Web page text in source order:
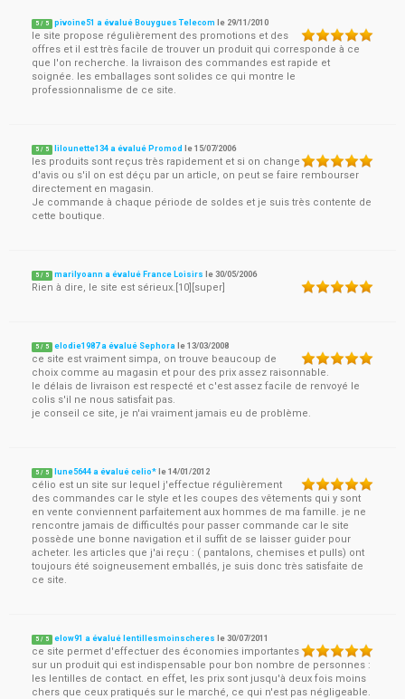
5 / 5 pivoine51 a évalué Bouygues Telecom le 29/11/2010
le site propose régulièrement des promotions et des
offres et il est très facile de trouver un produit qui corresponde à ce
que l'on recherche. la livraison des commandes est rapide et
soignée. les emballages sont solides ce qui montre le
professionnalisme de ce site.
5 / 5 lilounette134 a évalué Promod le15/07/2006
les produits sont reçus très rapidement et si on change
d'avis ou s'il on est déçu par un article, on peut se faire rembourser
directement en magasin.
Je commande à chaque période de soldes et je suis très contente de
cette boutique.
5 / 5 marilyoann a évalué France Loisirs le30/05/2006
Rien à dire, le site est sérieux.[10][super]
5 / 5 elodie1987 a évalué Sephora le13/03/2008
ce site est vraiment simpa, on trouve beaucoup de
choix comme au magasin et pour des prix assez raisonnable.
le délais de livraison est respecté et c'est assez facile de renvoyé le
colis s'il ne nous satisfait pas.
je conseil ce site, je n'ai vraiment jamais eu de problème.
5 / 5 lune5644 a évalué celio* le14/01/2012
célio est un site sur lequel j'effectue régulièrement
des commandes car le style et les coupes des vêtements qui y sont
en vente conviennent parfaitement aux hommes de ma famille. je ne
rencontre jamais de difficultés pour passer commande car le site
possède une bonne navigation et il suffit de se laisser guider pour
acheter. les articles que j'ai reçu : ( pantalons, chemises et pulls) ont
toujours été soigneusement emballés, je suis donc très satisfaite de
ce site.
5 / 5 elow91 a évalué lentillesmoinscheres le30/07/2011
ce site permet d'effectuer des économies importantes
sur un produit qui est indispensable pour bon nombre de personnes :
les lentilles de contact. en effet, les prix sont jusqu'à deux fois moins
chers que ceux pratiqués sur le marché, ce qui n'est pas négligeable.